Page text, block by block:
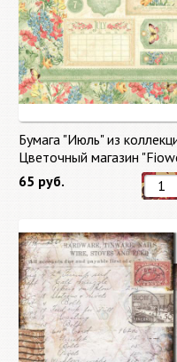
Бумага "Июль" из
Цветочный магазин
Market"
65 руб.